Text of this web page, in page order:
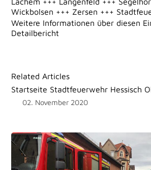
Wickbolsen +++ Zersen +++
Weitere Informationen über diesen
Detailbericht
Related Articles
Startseite Stadtfeuerwehr Hessisch
02. November 2020